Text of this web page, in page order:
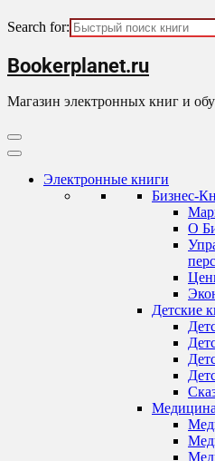
Search for:
Skip
to
content
Bookerplanet.ru
Магазин электронных книг и
Primary
Menu
Электронные книги
Бизнес-
О
Детские